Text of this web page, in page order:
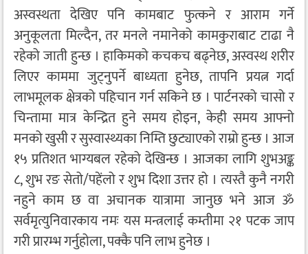
अस्वस्थता देखिए पनि कामबाट फुत्कने र आराम गर्ने
अनुकूलता मिल्दैन, तर मनले नमानेको कामकुराबाट टाढा नै
रहेको जाती हुन्छ । हाकिमको कचकच बढ्नेछ, अस्वस्थ शरीर
लिएर काममा जुट्नुपर्ने बाध्यता हुनेछ, तापनि प्रयत्न गर्दा
लाभमूलक क्षेत्रको पहिचान गर्न सकिने छ । पार्टनरको चासो र
चिन्तामा मात्र केन्द्रित हुने समय होइन, केही समय आफ्नो
मनको खुसी र सुस्वास्थ्यका निम्ति छुट्याएको राम्रो हुन्छ । आज
१५ प्रतिशत भाग्यबल रहेको देखिन्छ । आजका लागि शुभअङ्क
८, शुभ रङ सेतो/पहेंलो र शुभ दिशा उत्तर हो । त्यस्तै कुनै नगरी
नहुने काम छ वा अचानक यात्रामा जानुछ भने आज ॐ
सर्वमृत्युनिवारकाय नमः यस मन्त्रलाई कम्तीमा २१ पटक जाप
गरी प्रारम्भ गर्नुहोला, पक्कै पनि लाभ हुनेछ ।